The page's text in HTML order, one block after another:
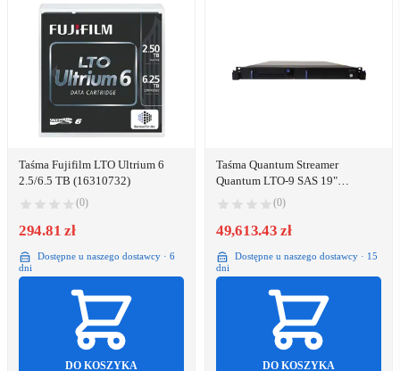
Taśma Fujifilm LTO Ultrium 6
2.5/6.5 TB (16310732)
(0)
294.81 zł
Dostępne u naszego dostawcy · 6
dni
DO KOSZYKA
Taśma Quantum Streamer
Quantum LTO-9 SAS 19"
Rackmount KIT incl. 1 LTO-9
Data+Cleaning Cartridge
(0)
49,613.43 zł
Dostępne u naszego dostawcy · 15
dni
DO KOSZYKA